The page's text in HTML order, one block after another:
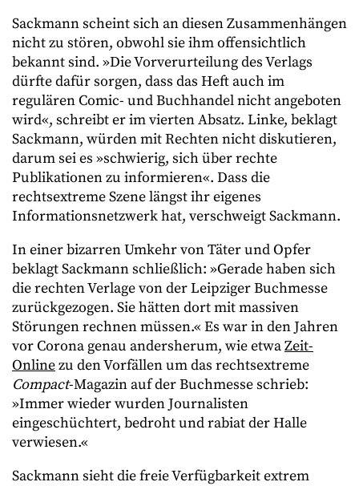
Sackmann scheint sich an diesen Zusammenhängen
nicht zu stören, obwohl sie ihm offensichtlich
bekannt sind. »Die Vorverurteilung des Verlags
dürfte dafür sorgen, dass das Heft auch im
regulären Comic- und Buchhandel nicht angeboten
wird«, schreibt er im vierten Absatz. Linke, beklagt
Sackmann, würden mit Rechten nicht diskutieren,
darum sei es »schwierig, sich über rechte
Publikationen zu informieren«. Dass die
rechtsextreme Szene längst ihr eigenes
Informationsnetzwerk hat, verschweigt Sackmann.
In einer bizarren Umkehr von Täter und Opfer
beklagt Sackmann schließlich: »Gerade haben sich
die rechten Verlage von der Leipziger Buchmesse
zurückgezogen. Sie hätten dort mit massiven
Störungen rechnen müssen.« Es war in den Jahren
vor Corona genau andersherum, wie etwaZeit-
Onlinezu den Vorfällen um das rechtsextreme
Compact-Magazin auf der Buchmesse schrieb:
»Immer wieder wurden Journalisten
eingeschüchtert, bedroht und rabiat der Halle
verwiesen.«
Sackmann sieht die freie Verfügbarkeit extrem